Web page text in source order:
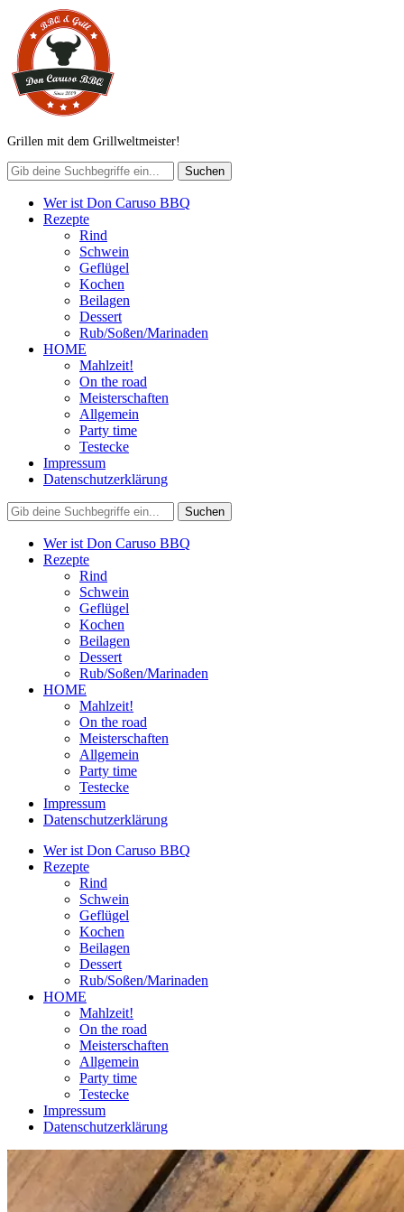
Grillen mit dem Grillweltmeister!
Wer ist Don Caruso BBQ
Rezepte
Rind
Schwein
Geflügel
Kochen
Beilagen
Dessert
Rub/Soßen/Marinaden
HOME
Mahlzeit!
On the road
Meisterschaften
Allgemein
Party time
Testecke
Impressum
Datenschutzerklärung
Wer ist Don Caruso BBQ
Rezepte
Rind
Schwein
Geflügel
Kochen
Beilagen
Dessert
Rub/Soßen/Marinaden
HOME
Mahlzeit!
On the road
Meisterschaften
Allgemein
Party time
Testecke
Impressum
Datenschutzerklärung
Wer ist Don Caruso BBQ
Rezepte
Rind
Schwein
Geflügel
Kochen
Beilagen
Dessert
Rub/Soßen/Marinaden
HOME
Mahlzeit!
On the road
Meisterschaften
Allgemein
Party time
Testecke
Impressum
Datenschutzerklärung